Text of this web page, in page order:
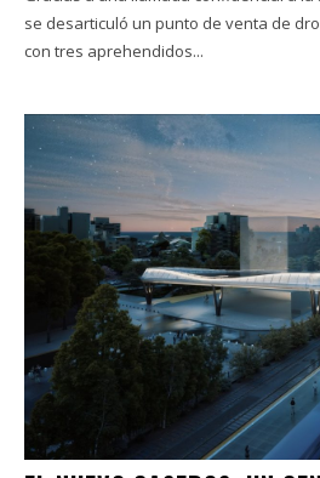
se desarticuló un punto de venta de
con tres aprehendidos...